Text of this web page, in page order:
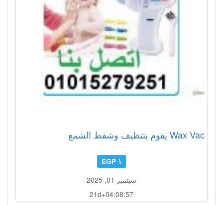
Wax Vac يقوم بتنظيف وشفط الشمع
١ EGP
سبتمبر 01, 2025
21d+04:08:54